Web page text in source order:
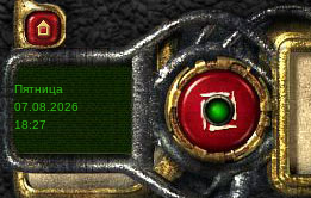
Пятница
07.08.2026
18:27